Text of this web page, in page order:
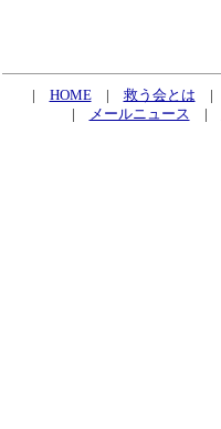
| HOME| 救う会とは |
|
メールニュース |